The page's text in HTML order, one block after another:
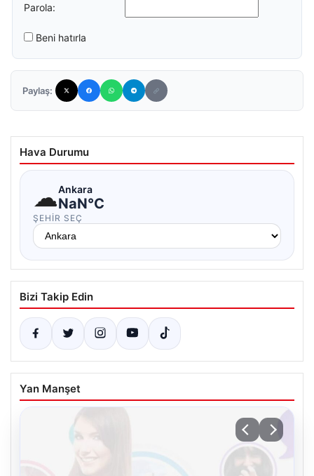
Parola:
Beni hatırla
Paylaş:
Hava Durumu
☁Ankara
NaN°C
ŞEHIR SEÇ
Bizi Takip Edin
Yan Manşet